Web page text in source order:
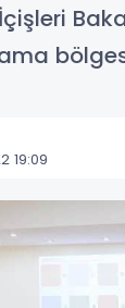
İçişleri
19:09